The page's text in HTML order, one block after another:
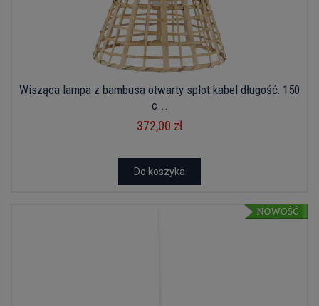
Wisząca lampa z bambusa otwarty splot kabel długość: 150
c...
372,00 zł
Do koszyka